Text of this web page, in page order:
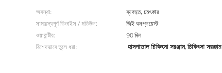
অবস্থা: ব্যবহৃত, চমৎকার
সামঞ্জস্যপূর্ণ ডিভাইস / মডিউল:
জিই কনপ্লয়েস্ট
ওয়ারান্টীর:
90 দিন
বিশেষভাবে তুলে ধরা:
হাসপাতাল চিকিৎসা সরঞ্জাম,চিকিৎসা সরঞ্জাম